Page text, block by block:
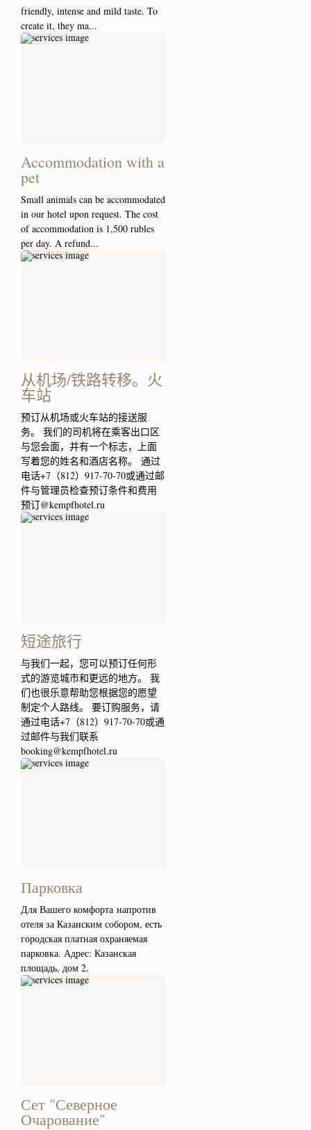
friendly, intense and mild taste. To
create it, they ma...
Accommodation with a
pet
Small animals can be accommodated
in our hotel upon request. The cost
of accommodation is 1,500 rubles
per day. A refund...
从机场/铁路转移。火
车站
预订从机场或火车站的接送服
务。 我们的司机将在乘客出口区
与您会面，并有一个标志，上面
写着您的姓名和酒店名称。 通过
电话+7（812）917-70-70或通过邮
件与管理员检查预订条件和费用
预订@kempfhotel.ru
短途旅行
与我们一起，您可以预订任何形
式的游览城市和更远的地方。 我
们也很乐意帮助您根据您的愿望
制定个人路线。 要订购服务，请
通过电话+7（812）917-70-70或通
过邮件与我们联系
booking@kempfhotel.ru
Парковка
Для Вашего комфорта напротив
отеля за Казанским собором, есть
городская платная охраняемая
парковка. Адрес: Казанская
площадь, дом 2.
Сет "Северное
Очарование"